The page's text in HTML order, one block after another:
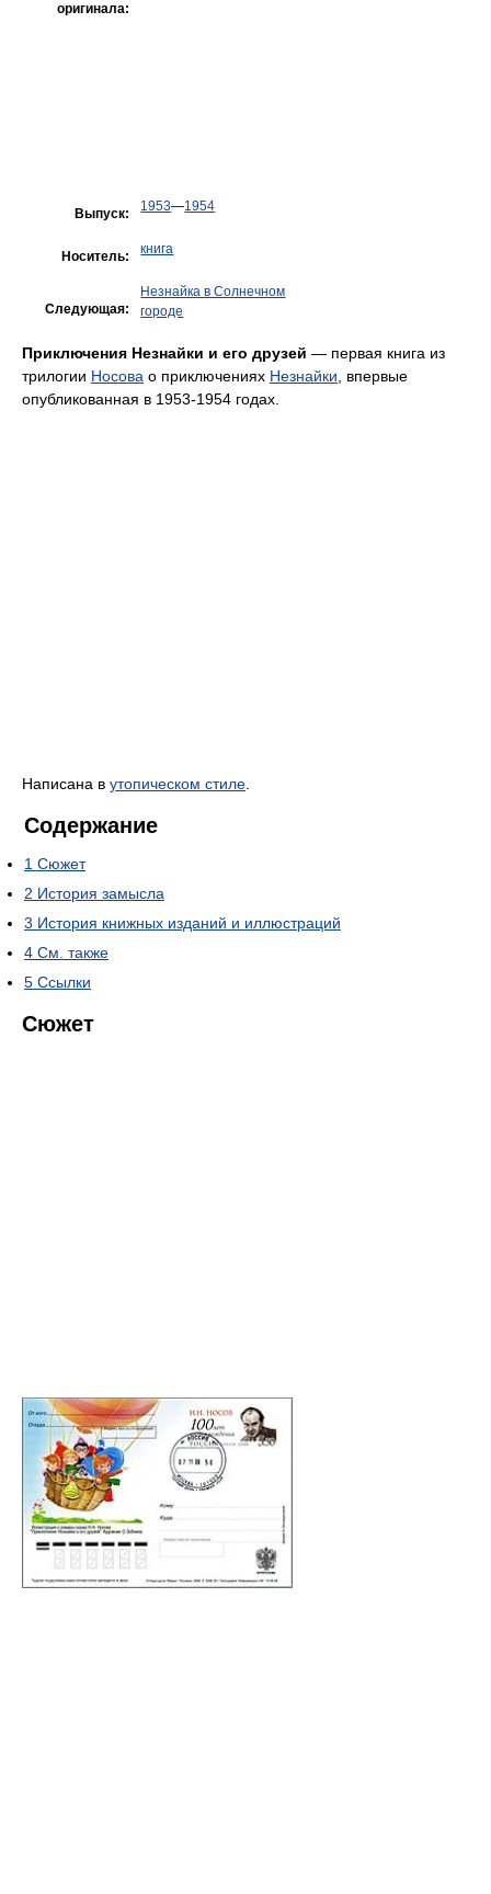
оригинала:
Выпуск: 1953—1954
Носитель: книга
Следующая:
Незнайка в Солнечном
городе
Приключения Незнайки и его друзей — первая книга из
трилогии Носова о приключениях Незнайки , впервые
опубликованная в 1953-1954 годах.
Написана в утопическом стиле
Содержание
1 Сюжет
2 История замысла
3 История книжных изданий и иллюстраций
4 См. также
5 Ссылки
Сюжет